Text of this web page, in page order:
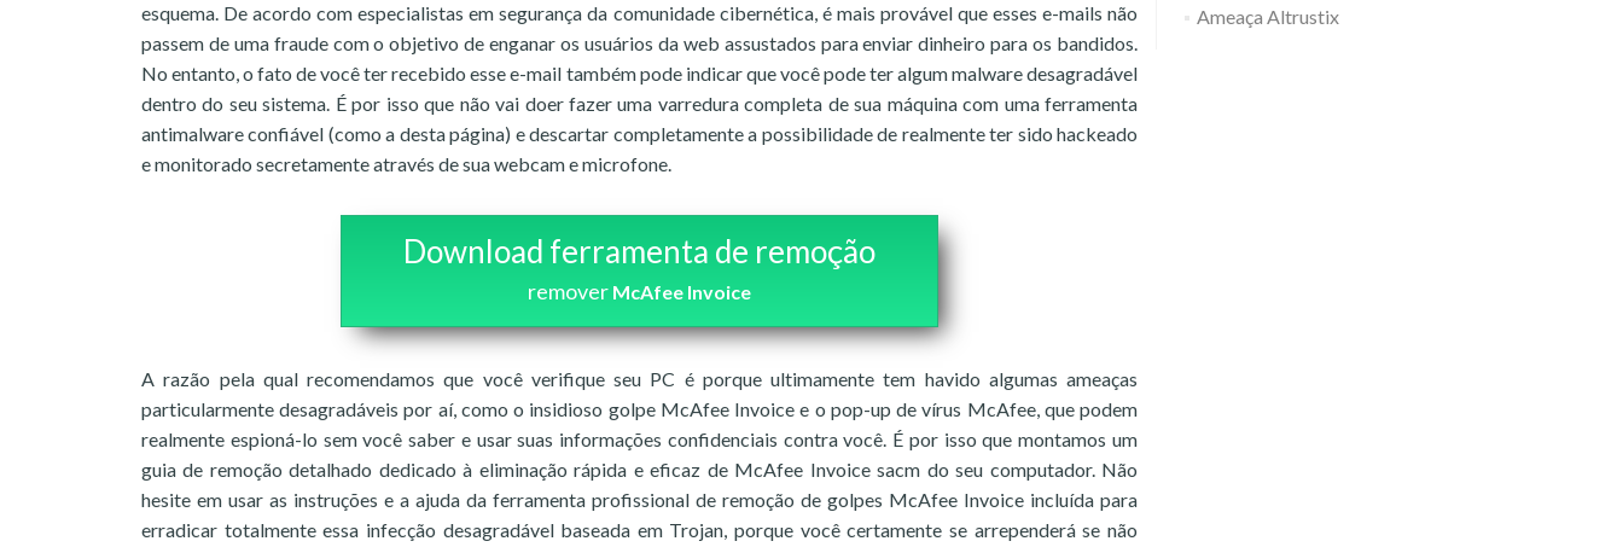
esquema. De acordo com especialistas em segurança da comunidade cibernética, é mais provável que esses e-mails não
passem de uma fraude com o objetivo de enganar os usuários da web assustados para enviar dinheiro para os bandidos.
No entanto, o fato de você ter recebido esse e-mail também pode indicar que você pode ter algum malware desagradável
dentro do seu sistema. É por isso que não vai doer fazer uma varredura completa de sua máquina com uma ferramenta
antimalware confiável (como a desta página) e descartar completamente a possibilidade de realmente ter sido hackeado
e monitorado secretamente através de sua webcam e microfone.
Download ferramenta de remoção
remover McAfee Invoice
A razão pela qual recomendamos que você verifique seu PC é porque ultimamente tem havido algumas ameaças
particularmente desagradáveis por aí, como o insidioso golpe McAfee Invoice e o pop-up de vírus McAfee, que podem
realmente espioná-lo sem você saber e usar suas informações confidenciais contra você. É por isso que montamos um
guia de remoção detalhado dedicado à eliminação rápida e eficaz de McAfee Invoice sacm do seu computador. Não
hesite em usar as instruções e a ajuda da ferramenta profissional de remoção de golpes McAfee Invoice incluída para
erradicar totalmente essa infecção desagradável baseada em Trojan, porque você certamente se arrependerá se não
Ameaça Altrustix